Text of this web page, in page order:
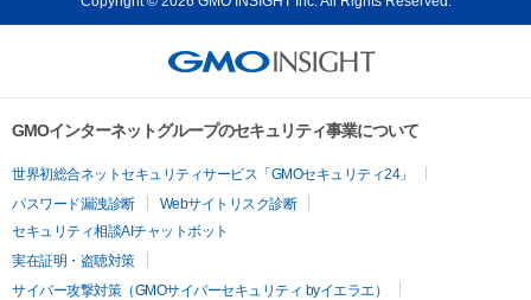
GMOインターネットグループのセキュリティ事業について
世界初総合ネットセキュリティサービス「GMOセキュリティ24」
パスワード漏洩診断
Webサイトリスク診断
セキュリティ相談AIチャットボット
実在証明・盗聴対策
サイバー攻撃対策（GMOサイバーセキュリティ byイエラエ）